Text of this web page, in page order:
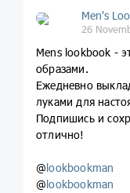
Men's
26
Mens lookbook -
образами.
Ежедневно
луками для
Подпишись и
отлично!
@lookbookman
@lookbookman